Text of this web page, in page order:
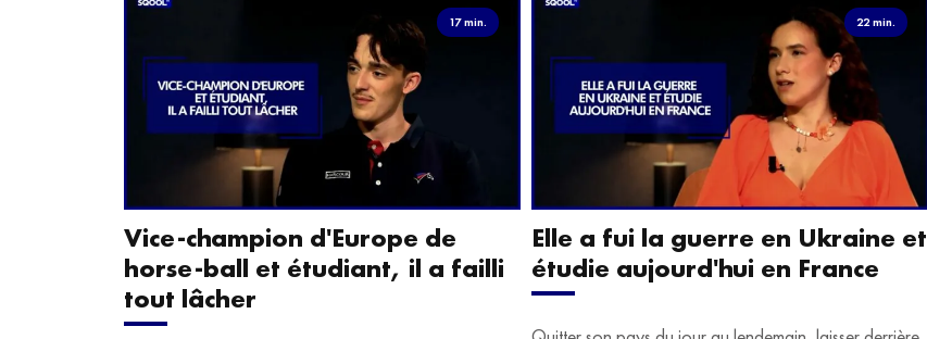
17 min.
Vice-champion d'Europe de
horse-ball et étudiant, il a failli
tout lâcher
22 min.
Elle a fui la guerre en Ukraine et
étudie aujourd'hui en France